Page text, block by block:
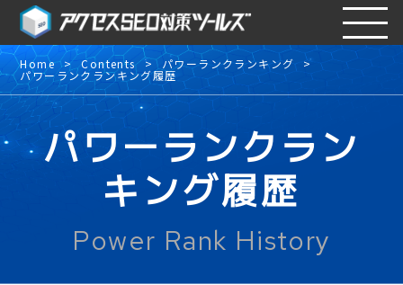
Home Contents パワーランクランキング
パワーランクランキング履歴
パワーランクラン
キング履歴
Power Rank History